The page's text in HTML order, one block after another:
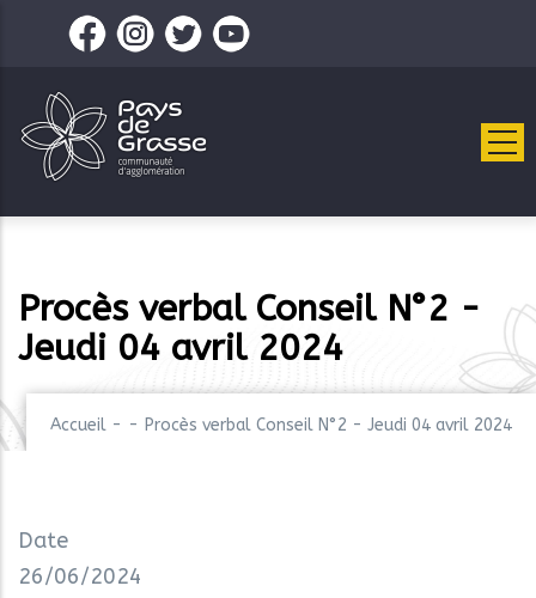
contenu
principal
Procès verbal Conseil N°2 -
Jeudi 04 avril 2024
Accueil - - Procès verbal Conseil N°2 - Jeudi 04 avril 2024
Date
26/06/2024